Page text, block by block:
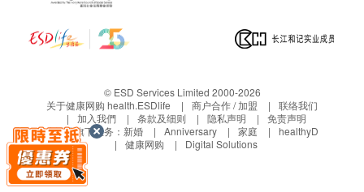
> 此产品由顺荣投资贸易有限公司提供。
health.ESDlife保留最终决议权。
© ESD Services Limited 2000-2026
关于健康网购 health.ESDlife
商户合作 / 加盟
联络我们
加入我們
条款及细则 隐私声明
免责声明
生活易旗下业务： 新婚 Anniversary 家庭
healthyD
健康网购
Digital Solutions